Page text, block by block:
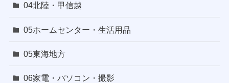
04北陸・甲信越
05ホームセンター・生活用品
05東海地方
06家電・パソコン・撮影